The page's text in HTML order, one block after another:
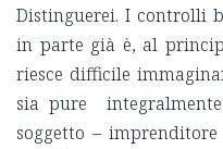
Distinguerei. I controlli
in parte già è, al
riesce difficile
sia pure
soggetto –